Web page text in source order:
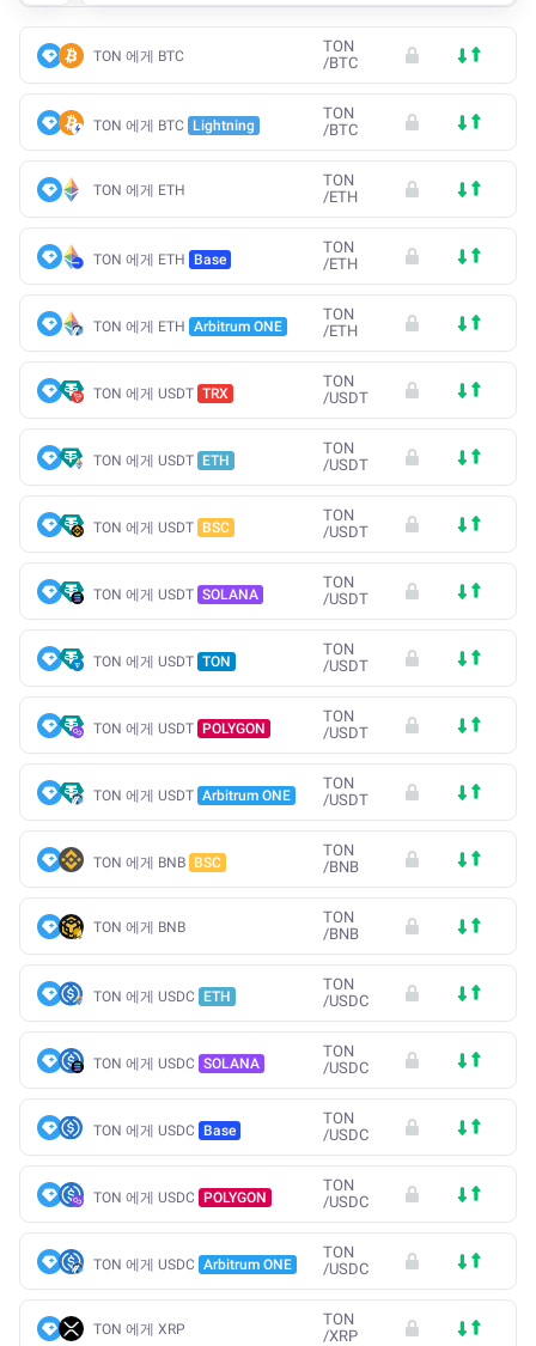
TON 에게 BTC
TON
/BTC
TON 에게 BTC Lightning
TON
/BTC
TON 에게 ETH
TON
/ETH
TON 에게 ETH Base
TON
/ETH
TON 에게 ETH Arbitrum ONE
TON
/ETH
TON 에게 USDT TRX
TON
/USDT
TON 에게 USDT ETH
TON
/USDT
TON 에게 USDT BSC
TON
/USDT
TON 에게 USDT SOLANA
TON
/USDT
TON 에게 USDT TON
TON
/USDT
TON 에게 USDT POLYGON
TON
/USDT
TON 에게 USDT Arbitrum ONE
TON
/USDT
TON 에게 BNB BSC
TON
/BNB
TON 에게 BNB
TON
/BNB
TON 에게 USDC ETH
TON
/USDC
TON 에게 USDC SOLANA
TON
/USDC
TON 에게 USDC Base
TON
/USDC
TON 에게 USDC POLYGON
TON
/USDC
TON 에게 USDC Arbitrum ONE
TON
/USDC
TON 에게 XRP
TON
/XRP